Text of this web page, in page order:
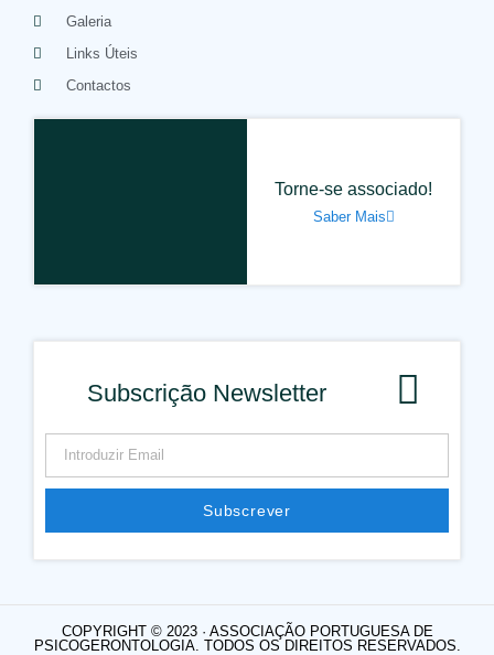
Galeria
Links Úteis
Contactos
Torne-se associado!
Saber Mais
Subscrição Newsletter
Subscrever
COPYRIGHT © 2023 · ASSOCIAÇÃO PORTUGUESA DE
PSICOGERONTOLOGIA. TODOS OS DIREITOS RESERVADOS.